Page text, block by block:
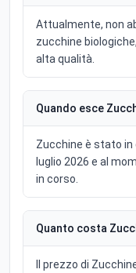
Attualmente, non
zucchine
alta qualità.
Quando esce
Zucchine è stato in
luglio 2026 e al
in corso.
Quanto costa
Il prezzo di